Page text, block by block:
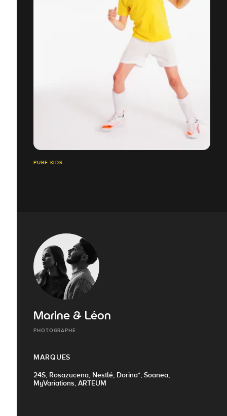
PURE KIDS
Marine & Léon
PHOTOGRAPHE
MARQUES
24S, Rosazucena, Nestlé, Dorina*, Soanea,
MyVariations, ARTEUM